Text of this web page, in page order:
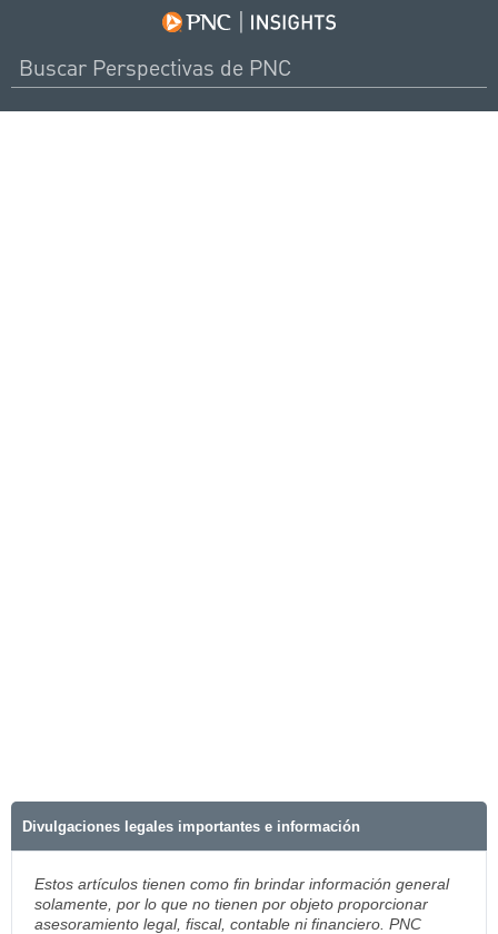
Divulgaciones legales importantes e información
Estos artículos tienen como fin brindar información general
solamente, por lo que no tienen por objeto proporcionar
asesoramiento legal, fiscal, contable ni financiero. PNC